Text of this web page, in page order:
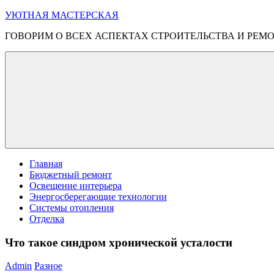
Перейти
содержимому
УЮТНАЯ МАСТЕРСКАЯ
ГОВОРИМ О ВСЕХ АСПЕКТАХ СТРОИТЕЛЬСТВА И
Меню
Главная
Бюджетный ремонт
Освещение интерьера
Энергосберегающие технологии
Системы отопления
Отделка
Что такое синдром хронической усталости
Admin Разное